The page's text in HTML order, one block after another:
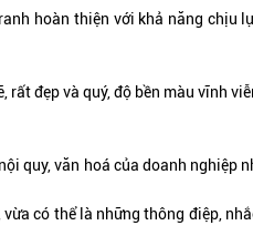
hoàn thiện với khả năng chịu
rất đẹp và quý, độ bền màu vĩnh
quy, văn hoá của doanh nghiệp
có thể là những thông điệp,